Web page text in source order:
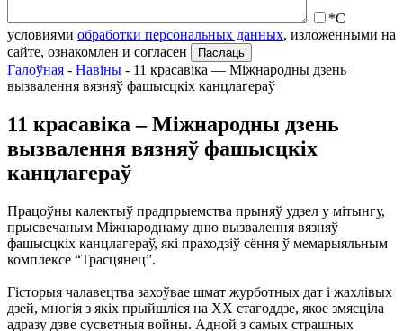
*С
условиями обработки персональных данных, изложенными на
сайте, ознакомлен и согласен
Галоўная - Навіны - 11 красавіка — Міжнародны дзень
вызвалення вязняў фашысцкіх канцлагераў
11 красавіка – Міжнародны дзень
вызвалення вязняў фашысцкіх
канцлагераў
Працоўны калектыў прадпрыемства прыняў удзел у мітынгу,
прысвечаным Міжнароднаму дню вызвалення вязняў
фашысцкіх канцлагераў, які праходзіў сёння ў мемарыяльным
комплексе “Трасцянец”.
Гісторыя чалавецтва захоўвае шмат журботных дат і жахлівых
дзей, многія з якіх прыйшліся на XX стагоддзе, якое змясціла
адразу дзве сусветныя войны. Адной з самых страшных